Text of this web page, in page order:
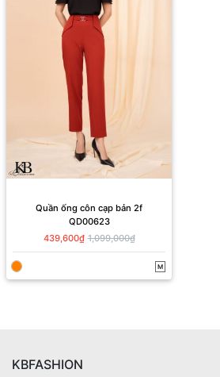
Quần ống côn cạp bản 2f
QD00623
439,600₫ 1,099,000₫
M
KBFASHION